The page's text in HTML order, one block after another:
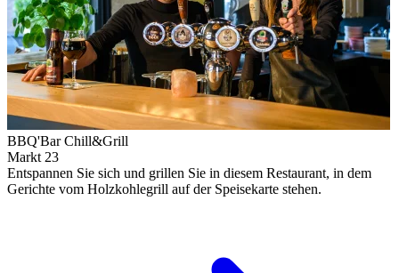
BBQ'Bar Chill&Grill
Markt 23
Entspannen Sie sich und grillen Sie in diesem Restaurant, in dem
Gerichte vom Holzkohlegrill auf der Speisekarte stehen.